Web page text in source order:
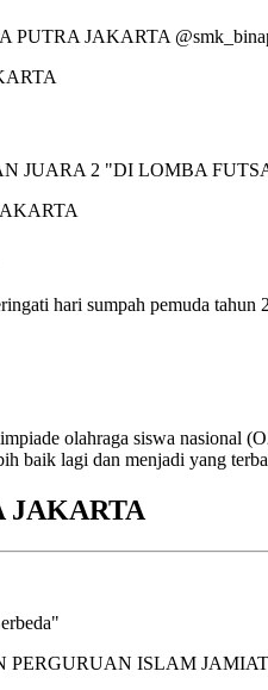
JAKARTA
JUARA 2 "DI LOMBA
hari sumpah pemuda tahun
olahraga siswa nasional
baik lagi dan menjadi yang
JAKARTA
PERGURUAN ISLAM